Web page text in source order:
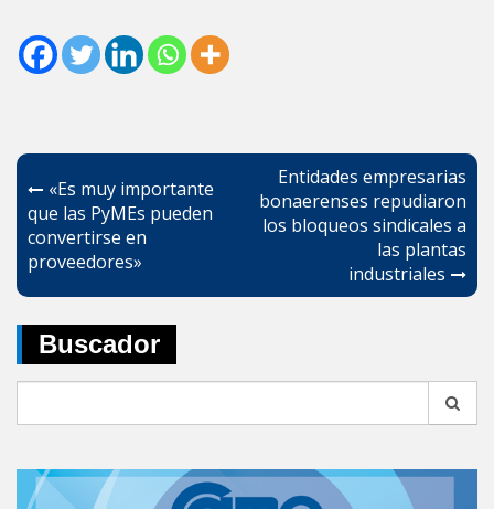
Navegación
de
entradas
«Es muy importante
que las PyMEs pueden
convertirse en
proveedores»
Entidades empresarias
bonaerenses repudiaron
los bloqueos sindicales a
las plantas
industriales
Buscador